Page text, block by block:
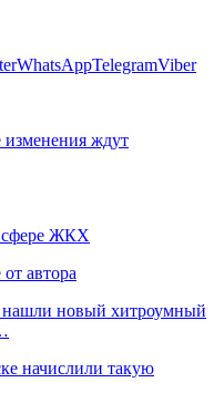
WhatsAppTelegramViber
ждут
сфере ЖКХ
автора
новый хитроумный
начислили такую